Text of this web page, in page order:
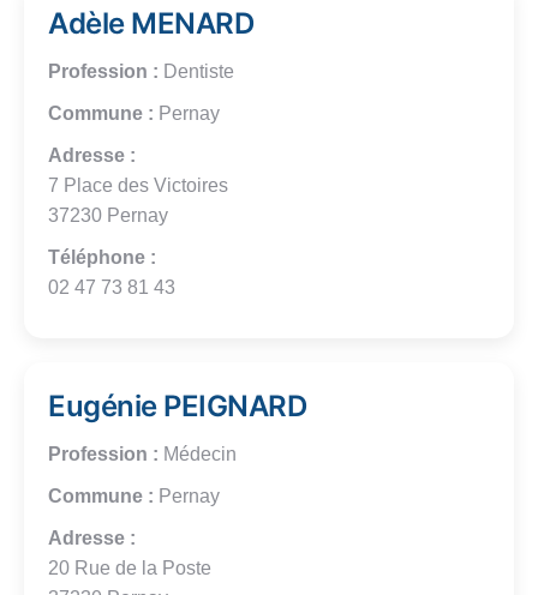
Adèle MENARD
Profession : Dentiste
Commune : Pernay
Adresse :
7 Place des Victoires
37230 Pernay
Téléphone :
02 47 73 81 43
Eugénie PEIGNARD
Profession : Médecin
Commune : Pernay
Adresse :
20 Rue de la Poste